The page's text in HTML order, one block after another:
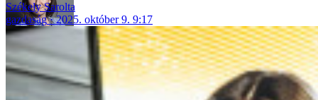
Székely Sarolta
gazdaság
2025. október 9. 9:17